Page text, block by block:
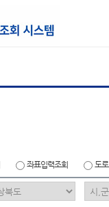
좌표입력조회 도